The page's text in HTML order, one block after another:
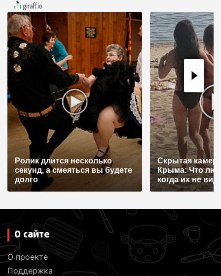
а
ц
и
я
п
о
з
а
п
и
с
я
Ролик длится несколько
секунд, а смеяться вы будете
долго
Скрытая
Крыма: Что
когда их не
О сайте
О проекте
Поддержка